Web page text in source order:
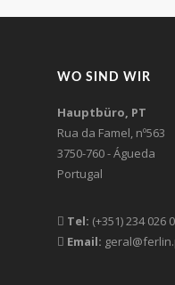
WO SIND WIR
Hauptbüro, PT
Rua da Famel, nº563
3750-760 - Águeda
Portugal
Tel: (+351) 234 026
Email: